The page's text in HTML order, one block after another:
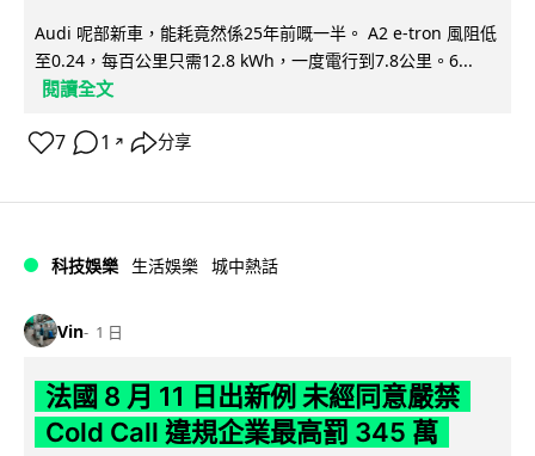
Audi 呢部新車，能耗竟然係25年前嘅一半。 A2 e-tron 風阻低
至0.24，每百公里只需12.8 kWh，一度電行到7.8公里。6...
閱讀全文
7 1 ↗ 分享
科技娛樂 生活娛樂 城中熱話
Vin 1 日
法國 8 月 11 日出新例 未經同意嚴禁
Cold Call 違規企業最高罰 345 萬